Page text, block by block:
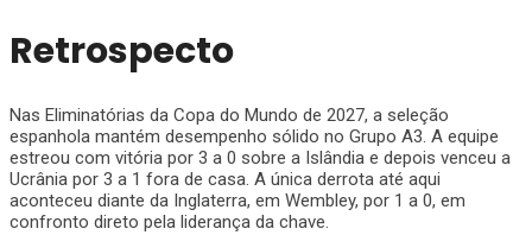
Retrospecto
Nas Eliminatórias da Copa do Mundo de 2027, a seleção
espanhola mantém desempenho sólido no Grupo A3. A equipe
estreou com vitória por 3 a 0 sobre a Islândia e depois venceu a
Ucrânia por 3 a 1 fora de casa. A única derrota até aqui
aconteceu diante da Inglaterra, em Wembley, por 1 a 0, em
confronto direto pela liderança da chave.